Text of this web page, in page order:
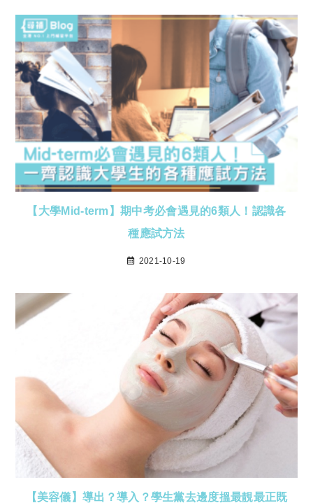
【大學Mid-term】期中考必會遇見的6類人！認識各
種應試方法
2021-10-19
【美容儀】導出？導入？學生黨去邊度搵最靚最正既